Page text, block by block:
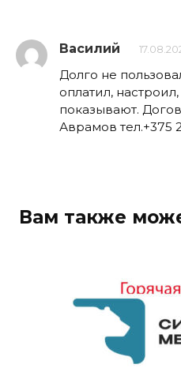
Василий
Долго не
оплатил,
показывают.
Аврамов тел.+375
Вам также